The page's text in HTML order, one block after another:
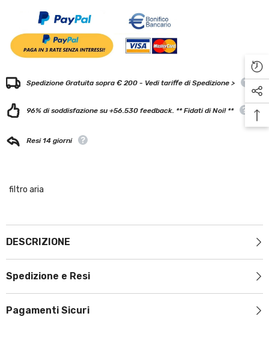
Spedizione Gratuita sopra € 200 - Vedi tariffe di Spedizione >
96% di soddisfazione su +56.530 feedback. ** Fidati di Noi! **
Resi 14 giorni
filtro aria
DESCRIZIONE
Spedizione e Resi
Pagamenti Sicuri